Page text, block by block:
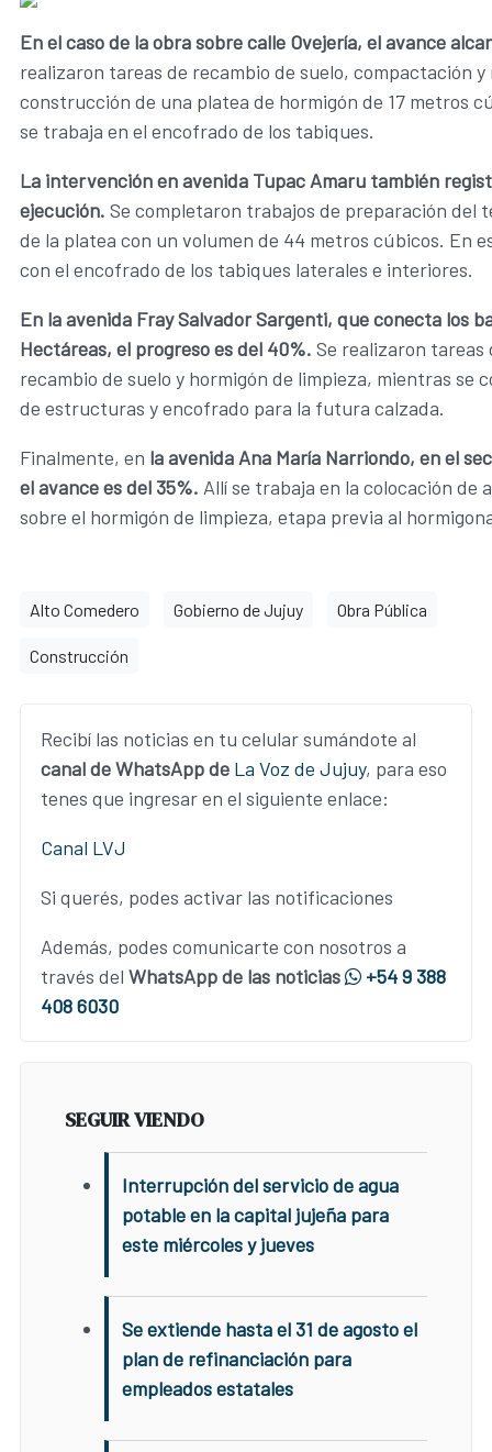
En el caso de la obra sobre calle Ovejería, el avance
realizaron tareas de recambio de suelo, compactación y
construcción de una platea de hormigón de 17 metros
se trabaja en el encofrado de los tabiques.
La intervención en avenida Tupac Amaru también
ejecución. Se completaron trabajos de preparación del
de la platea con un volumen de 44 metros cúbicos. En
con el encofrado de los tabiques laterales e interiores.
En la avenida Fray Salvador Sargenti, que conecta los
Hectáreas, el progreso es del 40%. Se realizaron tareas
recambio de suelo y hormigón de limpieza, mientras se
de estructuras y encofrado para la futura calzada.
Finalmente, en la avenida Ana María Narriondo, en el
el avance es del 35%. Allí se trabaja en la colocación de
sobre el hormigón de limpieza, etapa previa al
Alto Comedero Gobierno de Jujuy Obra Pública
Construcción
Recibí las noticias en tu celular sumándote al
canal de WhatsApp de La Voz de Jujuy, para eso
tenes que ingresar en el siguiente enlace:
Canal LVJ
Si querés, podes activar las notificaciones
Además, podes comunicarte con nosotros a
través del WhatsApp de las noticias
+54 9 388
408 6030
SEGUIR VIENDO
Interrupción del servicio de agua
potable en la capital jujeña para
este miércoles y jueves
Se extiende hasta el 31 de agosto el
plan de refinanciación para
empleados estatales